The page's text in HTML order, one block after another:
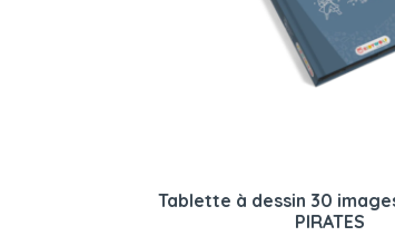
Tablette à dessin 30
PIRATES